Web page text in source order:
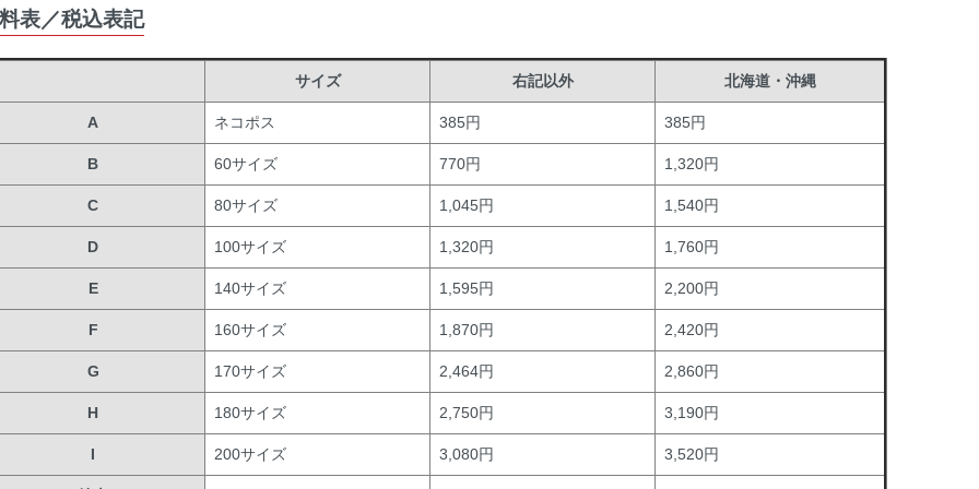
表／税込表記
サイズ 右記以外 北海道・沖縄
A ネコポス 385円 385円
B 60サイズ 770円 1,320円
C 80サイズ 1,045円 1,540円
D 100サイズ 1,320円 1,760円
E 140サイズ 1,595円 2,200円
F 160サイズ 1,870円 2,420円
G 170サイズ 2,464円 2,860円
H 180サイズ 2,750円 3,190円
I 200サイズ 3,080円 3,520円